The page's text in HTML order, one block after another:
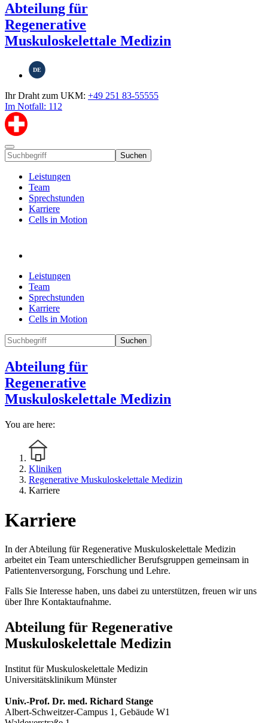
Abteilung für
Regenerative
Muskuloskelettale Medizin
DE
Ihr Draht zum UKM: +49 251 83-55555
Im Notfall: 112
Suchen
Leistungen
Team
Sprechstunden
Karriere
Cells in Motion
Leistungen
Team
Sprechstunden
Karriere
Cells in Motion
Suchen
Abteilung für
Regenerative
Muskuloskelettale Medizin
You are here:
Kliniken
Regenerative Muskuloskelettale Medizin
Karriere
Karriere
In der Abteilung für Regenerative Muskuloskelettale Medizin
arbeitet ein Team unterschiedlicher Berufsgruppen gemeinsam in
Patientenversorgung, Forschung und Lehre.
Falls Sie Interesse haben, uns dabei zu unterstützen, freuen wir uns
über Ihre Kontaktaufnahme.
Abteilung für Regenerative
Muskuloskelettale Medizin
Institut für Muskuloskelettale Medizin
Universitätsklinikum Münster
Univ.-Prof. Dr. med. Richard Stange
Albert-Schweitzer-Campus 1, Gebäude W1